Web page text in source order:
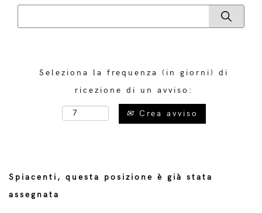
Seleziona la frequenza (in giorni) di
ricezione di un avviso:
Crea avviso
Spiacenti, questa posizione è già stata
assegnata